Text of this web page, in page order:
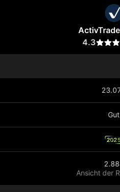
4.3
Gut
Ansicht der